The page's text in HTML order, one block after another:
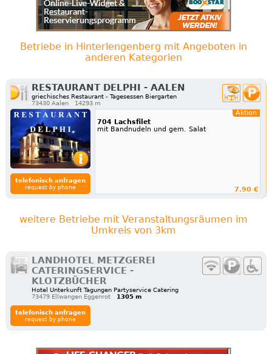
Betriebe in Hinterlengenberg mit Angeboten in
anderen Kategorien
RESTAURANT DELPHI - AALEN
griechisches Restaurant - Tagesessen Biergarten
73430 Aalen
14293 m
telefonisch anfragen
request by phone
Aktion
704 Lachsfilet
mit Bandnudeln und gem. Salat
7.90 €
weitere Betriebe mit Veranstaltungsräumen im
Umkreis von 3km
LANDHOTEL METZGEREI
CATERINGSERVICE -
KLOTZBÜCHER
Hotel Unterkunft Tagungen Partyservice Catering
73479 Ellwangen Eggenrot
1305 m
telefonisch anfragen
request by phone